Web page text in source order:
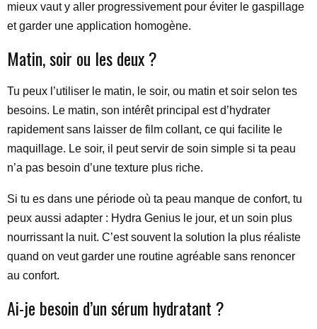
mieux vaut y aller progressivement pour éviter le gaspillage
et garder une application homogène.
Matin, soir ou les deux ?
Tu peux l’utiliser le matin, le soir, ou matin et soir selon tes
besoins. Le matin, son intérêt principal est d’hydrater
rapidement sans laisser de film collant, ce qui facilite le
maquillage. Le soir, il peut servir de soin simple si ta peau
n’a pas besoin d’une texture plus riche.
Si tu es dans une période où ta peau manque de confort, tu
peux aussi adapter : Hydra Genius le jour, et un soin plus
nourrissant la nuit. C’est souvent la solution la plus réaliste
quand on veut garder une routine agréable sans renoncer
au confort.
Ai-je besoin d’un sérum hydratant ?